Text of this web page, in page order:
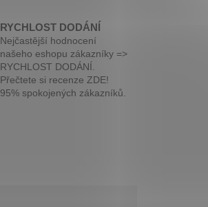
RYCHLOST DODÁNÍ
Nejčastější hodnocení
našeho eshopu zákazníky =>
RYCHLOST DODÁNÍ.
Přečtete si recenze ZDE!
95% spokojených zákazníků.